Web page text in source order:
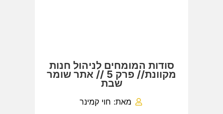
סודות המומחים לניהול חנות
מקוונת// פרק 5 // אתר שומר
שבת
מאת: חוי קמינר